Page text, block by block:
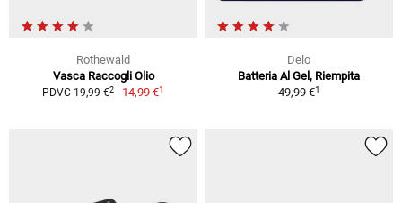
Rothewald
Vasca Raccogli Olio
PDVC 19,99 €2 14,99 €1
Delo
Batteria Al Gel, Riempita
49,99 €1